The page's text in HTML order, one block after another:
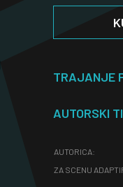
TRAJANJE
AUTORSKI
AUTORICA:
ZA SCENU